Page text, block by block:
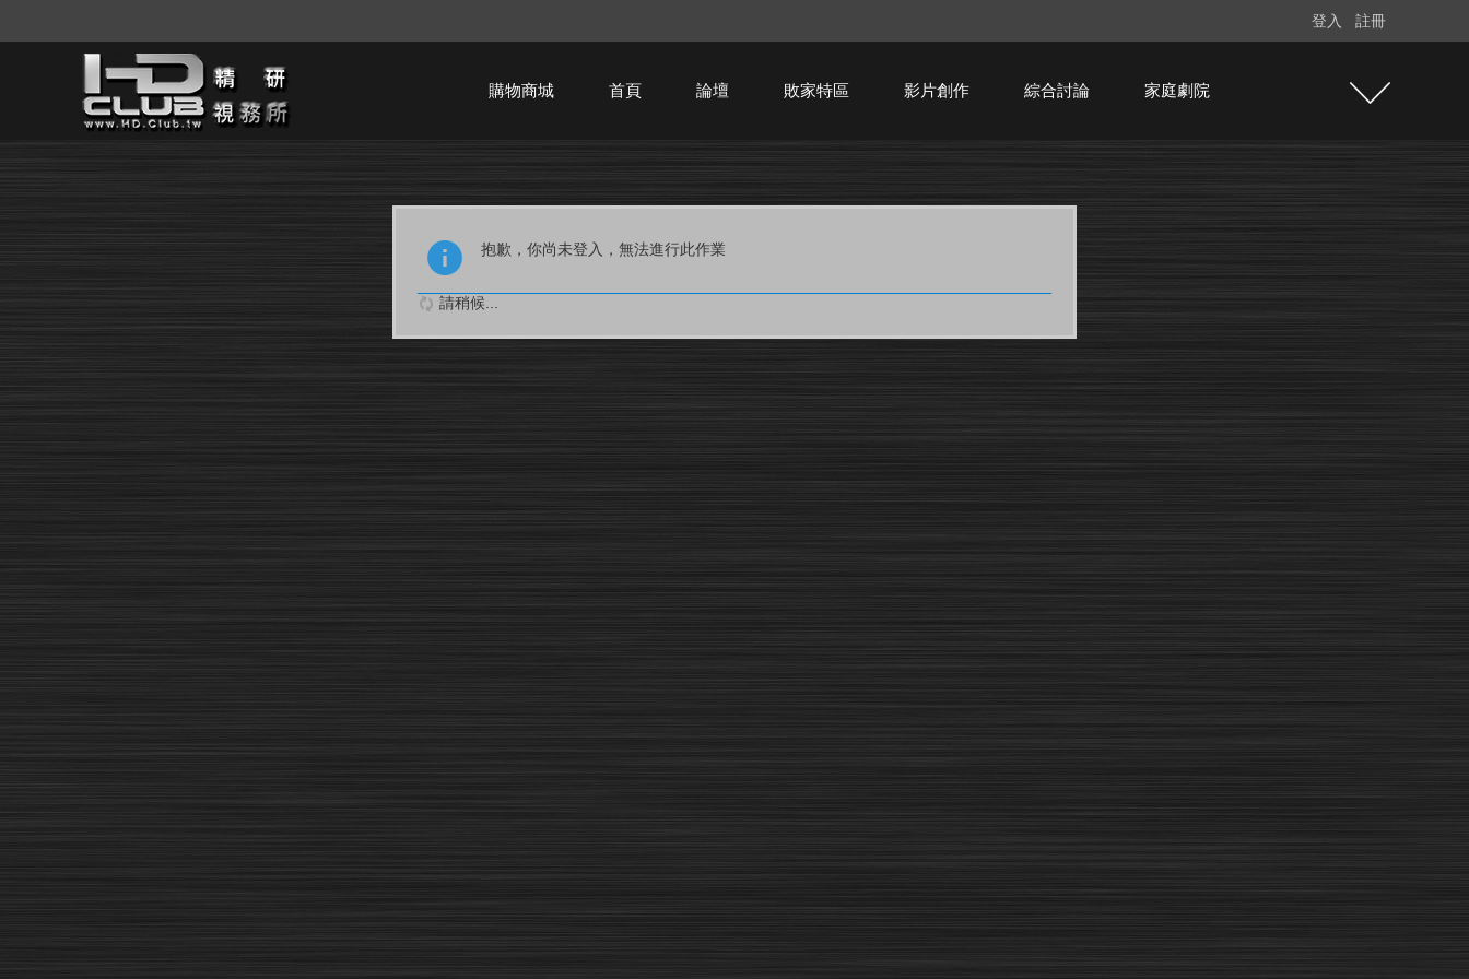
登入 註冊
購物商城 首頁 論壇 敗家特區 影片創作 綜合討論 家庭劇院
抱歉，你尚未登入，無法進行此作業
請稍候...